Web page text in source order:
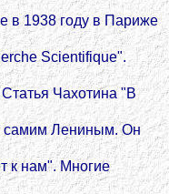
в 1938 году в Париже
Scientifique".
Чахотина "В
самим Лениным. Он
к нам". Многие